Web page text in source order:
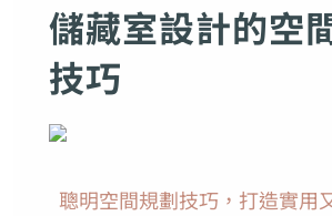
儲藏室設計的空
技巧
聰明空間規劃技巧，打造實用